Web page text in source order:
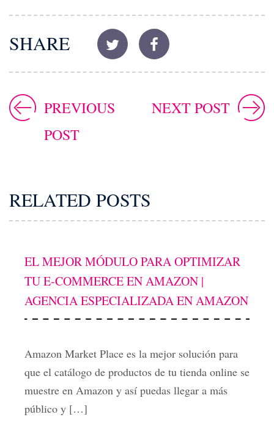
SHARE
PREVIOUS
POST
NEXT POST
RELATED POSTS
EL MEJOR MÓDULO PARA OPTIMIZAR
TU E-COMMERCE EN AMAZON |
AGENCIA ESPECIALIZADA EN AMAZON
Amazon Market Place es la mejor solución para
que el catálogo de productos de tu tienda online se
muestre en Amazon y así puedas llegar a más
público y […]